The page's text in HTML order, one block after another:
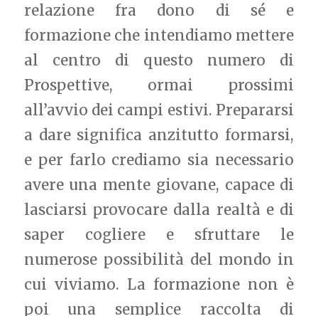
relazione fra dono di sé e
formazione che intendiamo mettere
al centro di questo numero di
Prospettive, ormai prossimi
all’avvio dei campi estivi. Prepararsi
a dare significa anzitutto formarsi,
e per farlo crediamo sia necessario
avere una mente giovane, capace di
lasciarsi provocare dalla realtà e di
saper cogliere e sfruttare le
numerose possibilità del mondo in
cui viviamo. La formazione non è
poi una semplice raccolta di